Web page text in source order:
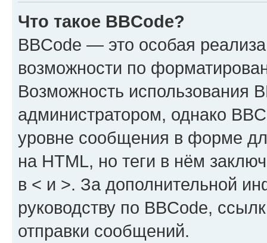
Что такое BBCode?
BBCode — это особая
возможности по
Возможность использования
администратором, однако
уровне сообщения в форме
на HTML, но теги в нём
в < и >. За дополнительной
руководству по BBCode,
отправки сообщений.